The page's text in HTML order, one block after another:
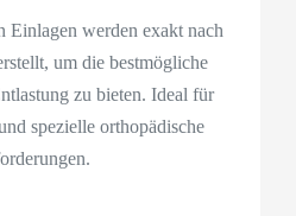
Einlagen werden exakt nach
um die bestmögliche
zu bieten. Ideal für
spezielle orthopädische